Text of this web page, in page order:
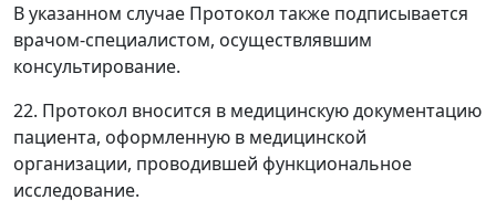
В указанном случае Протокол также подписывается
врачом-специалистом, осуществлявшим
консультирование.
22. Протокол вносится в медицинскую документацию
пациента, оформленную в медицинской
организации, проводившей функциональное
исследование.